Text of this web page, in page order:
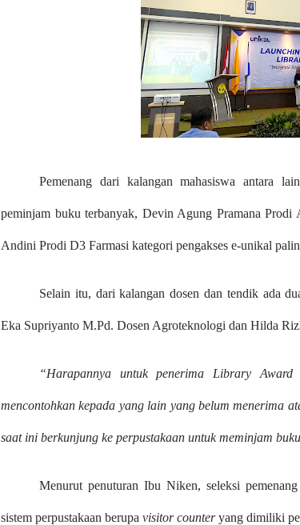
Pemenang dari kalangan mahasiswa antara
peminjam buku terbanyak, Devin Agung Pramana
Andini Prodi D3 Farmasi kategori pengakses e-unikal
Selain itu, dari kalangan dosen dan tendik ada
Eka Supriyanto M.Pd. Dosen Agroteknologi dan Hilda
“Harapannya untuk penerima Library
mencontohkan kepada yang lain yang belum menerima
saat ini berkunjung ke perpustakaan untuk meminjam
Menurut penuturan Ibu Niken, seleksi pemenang
sistem perpustakaan berupa visitor counteryang dimiliki